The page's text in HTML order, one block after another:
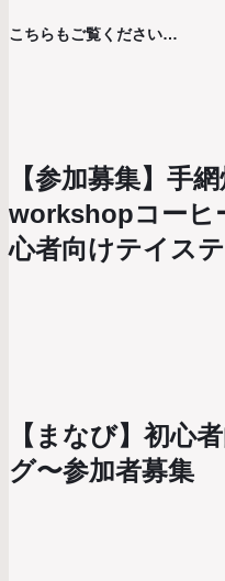
こちらもご覧ください…
【参加募集】手
workshopコーヒ
心者向けテイス
【まなび】初心
グ〜参加者募集